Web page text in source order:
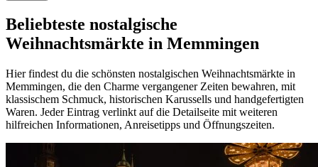
Beliebteste nostalgische
Weihnachtsmärkte in Memmingen
Hier findest du die schönsten nostalgischen Weihnachtsmärkte in
Memmingen, die den Charme vergangener Zeiten bewahren, mit
klassischem Schmuck, historischen Karussells und handgefertigten
Waren. Jeder Eintrag verlinkt auf die Detailseite mit weiteren
hilfreichen Informationen, Anreisetipps und Öffnungszeiten.